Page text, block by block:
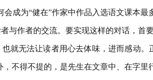
成为“健在”作家中作品入选语文课本最
与作者的交流。要实现这样的对话，首
就无法让读者用心去体味，进而感动。
，不得不提的，是先生在文章中、在字里